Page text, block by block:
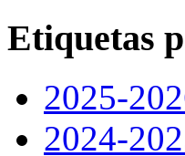
Etiquetas
2025-
2024-